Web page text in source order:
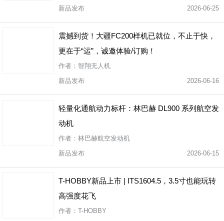
新品发布
2026-06-25
震撼到货！大疆FC200样机已就位，不止于快，
更在于“运”，诚邀体验/订购！
作者：智翔无人机
新品发布
2026-06-16
轻量化通航动力标杆：林巴赫 DL900 系列航空发
动机
作者：林巴赫航空发动机
新品发布
2026-06-15
T-HOBBY新品上市 | ITS1604.5，3.5寸也能玩转
高强度花飞
作者：T-HOBBY